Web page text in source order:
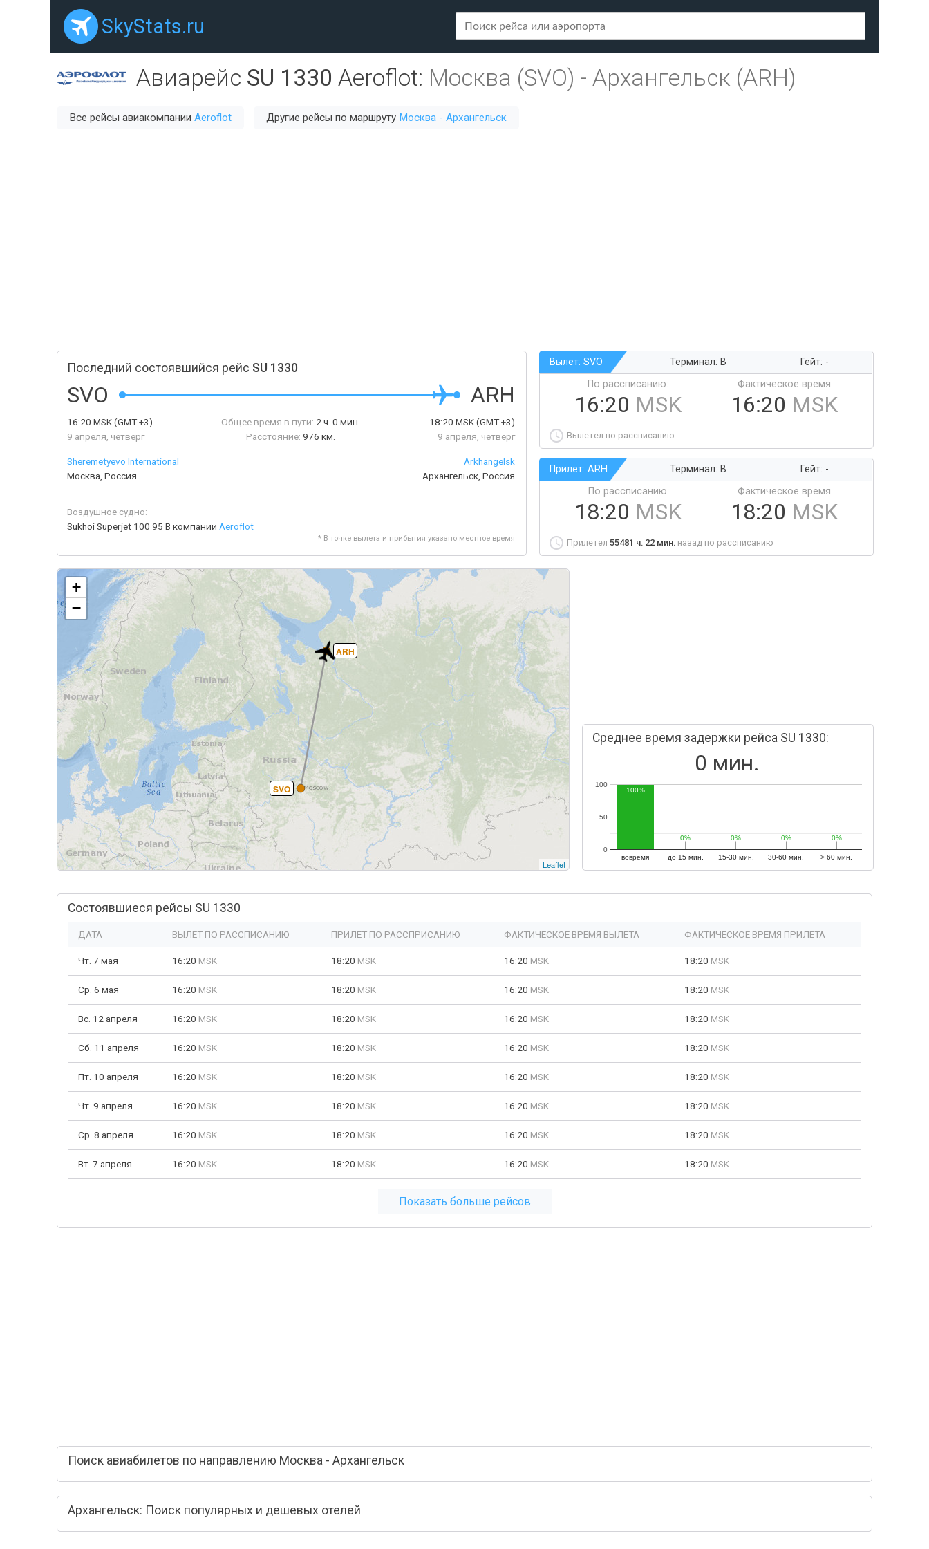
SkyStats.ru
Авиарейс SU 1330 Aeroflot: Москва (SVO) - Архангельск (ARH)
Все рейсы авиакомпании Aeroflot Другие рейсы по маршруту Москва - Архангельск
Последний состоявшийся рейс SU 1330
SVO ARH
16:20 MSK(GMT +3)
9 апреля, четверг
Общее время в пути: 2 ч. 0 мин.
Расстояние: 976 км.
18:20 MSK(GMT +3)
9 апреля, четверг
Sheremetyevo International
Москва, Россия
Arkhangelsk
Архангельск, Россия
Воздушное судно:
Sukhoi Superjet 100 95 B компании Aeroflot
* В точке вылета и прибытия указано местное время
Вылет: SVO Терминал: B
Гейт: -
По рассписанию:
16:20 MSK
Фактическое время
16:20 MSK
Вылетел по рассписанию
Прилет: ARH Терминал: B
Гейт: -
По рассписанию
18:20 MSK
Фактическое время
18:20 MSK
Прилетел 55481 ч. 22 мин. назад по рассписанию
SVO
ARH
+
−
Leaflet
Среднее время задержки рейса SU 1330:
0 мин.
вовремя до 15 мин. 15-30 мин. 30-60 мин. > 60 мин.
0
50
100
100%
0%
0% 0%
0% 0%
0% 0%
0%
Состоявшиеся рейсы SU 1330
ДАТА ВЫЛЕТ ПО РАССПИСАНИЮ ПРИЛЕТ ПО РАССПРИСАНИЮ ФАКТИЧЕСКОЕ ВРЕМЯ ВЫЛЕТА ФАКТИЧЕСКОЕ ВРЕМЯ ПРИЛЕТА
Чт. 7 мая 16:20 MSK 18:20 MSK 16:20 MSK 18:20 MSK
Ср. 6 мая 16:20 MSK 18:20 MSK 16:20 MSK 18:20 MSK
Вс. 12 апреля 16:20 MSK 18:20 MSK 16:20 MSK 18:20 MSK
Сб. 11 апреля 16:20 MSK 18:20 MSK 16:20 MSK 18:20 MSK
Пт. 10 апреля 16:20 MSK 18:20 MSK 16:20 MSK 18:20 MSK
Чт. 9 апреля 16:20 MSK 18:20 MSK 16:20 MSK 18:20 MSK
Ср. 8 апреля 16:20 MSK 18:20 MSK 16:20 MSK 18:20 MSK
Вт. 7 апреля 16:20 MSK 18:20 MSK 16:20 MSK 18:20 MSK
Показать больше рейсов
Поиск авиабилетов по направлению Москва - Архангельск
Архангельск: Поиск популярных и дешевых отелей